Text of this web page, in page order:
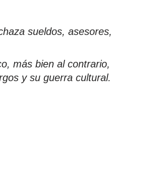
sueldos, asesores,
más bien al contrario,
y su guerra cultural.